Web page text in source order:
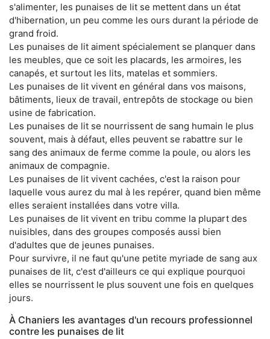
s'alimenter, les punaises de lit se mettent dans un état
d'hibernation, un peu comme les ours durant la période de
grand froid.
Les punaises de lit aiment spécialement se planquer dans
les meubles, que ce soit les placards, les armoires, les
canapés, et surtout les lits, matelas et sommiers.
Les punaises de lit vivent en général dans vos maisons,
bâtiments, lieux de travail, entrepôts de stockage ou bien
usine de fabrication.
Les punaises de lit se nourrissent de sang humain le plus
souvent, mais à défaut, elles peuvent se rabattre sur le
sang des animaux de ferme comme la poule, ou alors les
animaux de compagnie.
Les punaises de lit vivent cachées, c'est la raison pour
laquelle vous aurez du mal à les repérer, quand bien même
elles seraient installées dans votre villa.
Les punaises de lit vivent en tribu comme la plupart des
nuisibles, dans des groupes composés aussi bien
d'adultes que de jeunes punaises.
Pour survivre, il ne faut qu'une petite myriade de sang aux
punaises de lit, c'est d'ailleurs ce qui explique pourquoi
elles se nourrissent le plus souvent une fois en quelques
jours.
À Chaniers les avantages d'un recours professionnel
contre les punaises de lit